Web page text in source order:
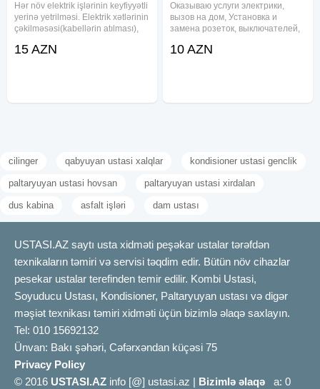
Hər növ elektrik işlərinin keyfiyyətli
yerinə yetrilməsi. Elektrik xətlərinin
çəkilməsəsi(kabellərin atılması),
yığılması və s. işlərin görülməsi.
15 AZN
Оказываю услуги электрики,
вызов на дом, Установка и
замена розеток, выключателей,
проводки, монтаж и демонтаж
10 AZN
cilinger qabyuyan ustasi xalqlar kondisioner ustasi genclik
paltaryuyan ustasi hovsan paltaryuyan ustasi xirdalan
dus kabina asfalt işləri dam ustası
USTASI.AZ saytı usta xidməti peşəkar ustalar tərəfdən
texnikaların təmiri və servisi təqdim edir. Bütün növ cihazlar
pesekar ustalar terefinden temir edilir. Kombi Ustasi,
Soyuducu Ustası, Kondisioner, Paltaryuyan ustası və digər
məşiət texnikası təmiri xidməti üçün bizimlə əlaqə saxlayın.
Tel: 010 15692132
Ünvan: Bakı şəhəri, Cəfərxəndan küçəsi 75
Privacy Policy
© 2016 USTASI.AZ info [@] ustasi.az | Bizimlə əlaqə a: 0